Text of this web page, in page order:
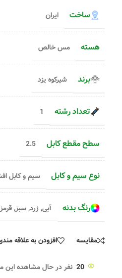
ساخت ایران
هسته مس خالص
برند شیرکوه یزد
تعداد رشته 1
سطح مقطع کابل 2.5
نوع سیم و کابل سیم و کابل
رنگ بدنه آبی,زرد,سبز,قرمز
مقایسه افزودن به علاقه
20 نفر در حال مشاهده